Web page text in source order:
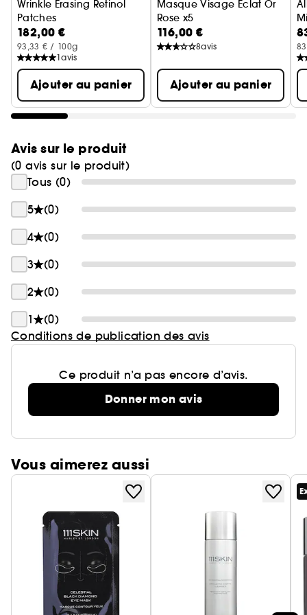
Wrinkle Erasing Retinol
Patches
Patchs Anti-Rides Au Rétinol
182,00 €
93,33 € / 100g
1avis
Ajouter au panier
Masque Visage Eclat Or
Rose x5
Soin Visage
116,00 €
8avis
Ajouter au panier
Avis sur le produit
(0 avis sur le produit)
Tous (0)
5
(0)
4
(0)
3
(0)
2
(0)
1
(0)
Conditions de publication des avis
Ce produit n’a pas encore d’avis.
Donner mon avis
Vous aimerez aussi